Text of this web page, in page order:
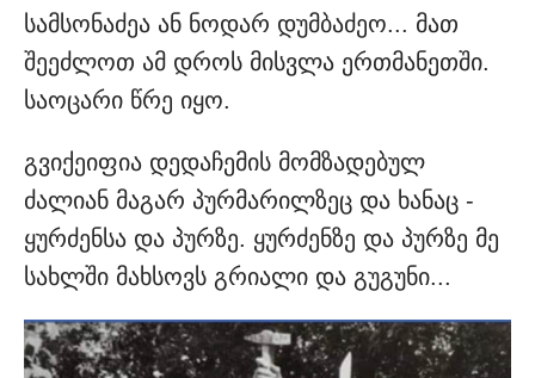
სამსონაძეა ან ნოდარ დუმბაძეო... მათ
შეეძლოთ ამ დროს მისვლა ერთმანეთში.
საოცარი წრე იყო.
გვიქეიფია დედაჩემის მომზადებულ
ძალიან მაგარ პურმარილზეც და ხანაც -
ყურძენსა და პურზე. ყურძენზე და პურზე მე
სახლში მახსოვს გრიალი და გუგუნი...